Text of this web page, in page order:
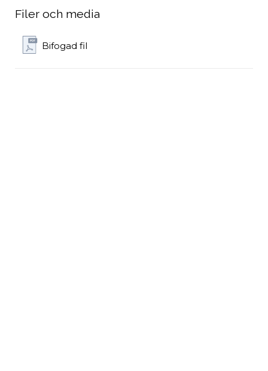
Filer och media
Bifogad fil